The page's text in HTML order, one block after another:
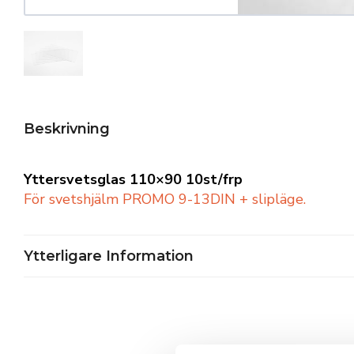
Beskrivning
Yttersvetsglas 110×90 10st/frp
För svetshjälm PROMO 9-13DIN + slipläge.
Ytterligare Information